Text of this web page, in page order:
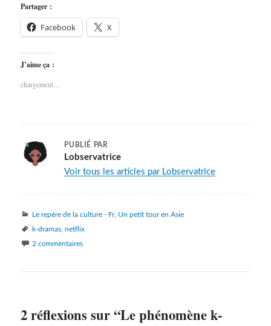
Partager :
Facebook X
J’aime ça :
chargement…
PUBLIÉ PAR
Lobservatrice
Voir tous les articles par Lobservatrice
Catégories
Le repère de la culture - Fr, Un petit tour en Asie
Mots-
k-dramas ,netflix
2 commentaires
2 réflexions sur “Le phénomène k-